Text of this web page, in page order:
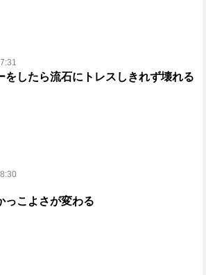
をしたら流石にトレスしきれず壊れる
っこよさが変わる